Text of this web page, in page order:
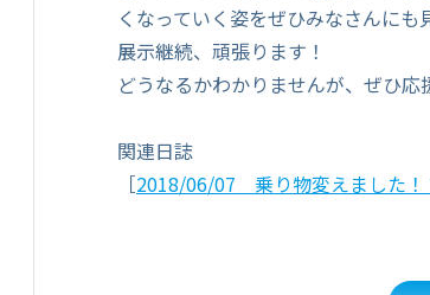
くなっていく姿をぜひみなさんにも
展示継続、頑張ります！
どうなるかわかりませんが、ぜひ応
関連日誌
［2018/06/07 乗り物変えました！